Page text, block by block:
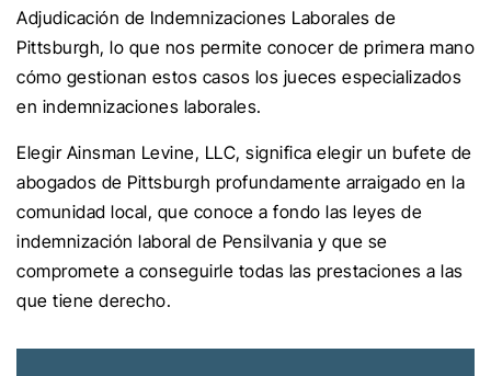
Adjudicación de Indemnizaciones Laborales de
Pittsburgh, lo que nos permite conocer de primera mano
cómo gestionan estos casos los jueces especializados
en indemnizaciones laborales.
Elegir Ainsman Levine, LLC, significa elegir un bufete de
abogados de Pittsburgh profundamente arraigado en la
comunidad local, que conoce a fondo las leyes de
indemnización laboral de Pensilvania y que se
compromete a conseguirle todas las prestaciones a las
que tiene derecho.